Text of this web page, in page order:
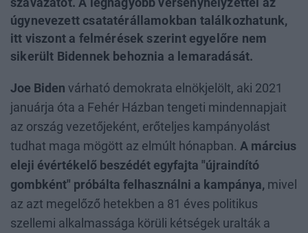
úgynevezett csatatérállamokban találkozhatunk,
itt viszont a felmérések szerint egyelőre nem
sikerült Bidennek behoznia a lemaradását.
Joe Biden várható demokrata elnökjelölt, aki 2021
januárja óta a Fehér Házban tengeti mindennapjait
az ország vezetőjeként, erőteljes kampányolást
tudhat maga mögött az elmúlt hónapban. A március
eleji évértékelő beszédét egyfajta "újraindító
gombként" próbálta felhasználni a kampánya, mivel
az azt megelőző hetekben a 81 éves politikus
szellemi alkalmassága körüli kétségek uralták a